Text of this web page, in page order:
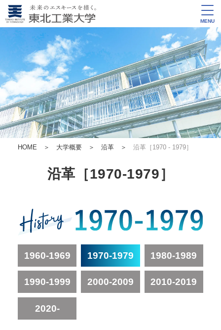
MENU
HOME ＞ 大学概要＞ 沿革＞ 沿革［1970 - 1979］
沿革［1970-1979］
1960-1969 1970-1979 1980-1989
1990-1999 2000-2009 2010-2019
2020-